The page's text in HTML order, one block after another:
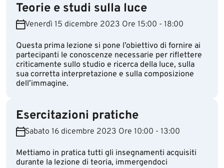
Teorie e studi sulla luce
Venerdì 15 dicembre 2023 Ore 15:00 - 18:00
Questa prima lezione si pone l’obiettivo di fornire ai
partecipanti le conoscenze necessarie per riflettere
criticamente sullo studio e ricerca della luce, sulla
sua corretta interpretazione e sulla composizione
dell’immagine.
Esercitazioni pratiche
Sabato 16 dicembre 2023 Ore 10:00 - 13:00
Mettiamo in pratica tutti gli insegnamenti acquisiti
durante la lezione di teoria, immergendoci